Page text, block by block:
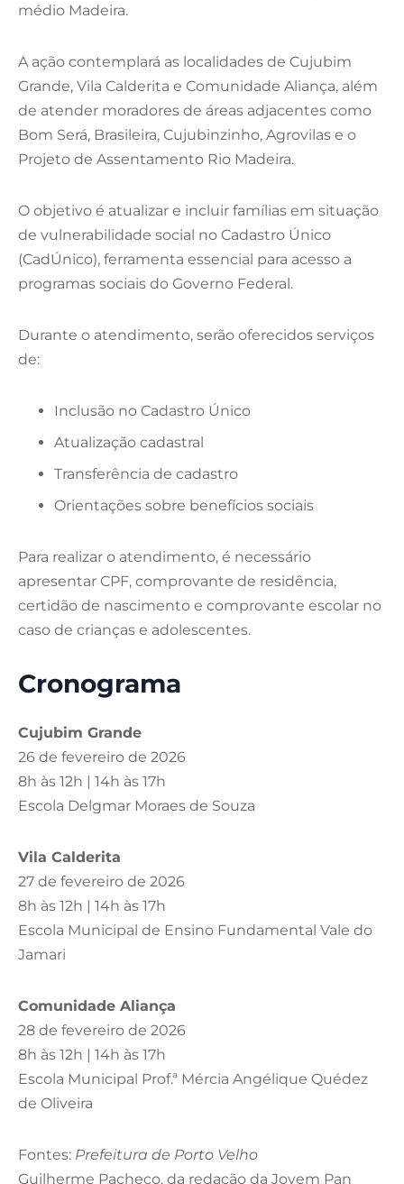
médio Madeira.
A ação contemplará as localidades de Cujubim
Grande, Vila Calderita e Comunidade Aliança, além
de atender moradores de áreas adjacentes como
Bom Será, Brasileira, Cujubinzinho, Agrovilas e o
Projeto de Assentamento Rio Madeira.
O objetivo é atualizar e incluir famílias em situação
de vulnerabilidade social no Cadastro Único
(CadÚnico), ferramenta essencial para acesso a
programas sociais do Governo Federal.
Durante o atendimento, serão oferecidos serviços
de:
Inclusão no Cadastro Único
Atualização cadastral
Transferência de cadastro
Orientações sobre benefícios sociais
Para realizar o atendimento, é necessário
apresentar CPF, comprovante de residência,
certidão de nascimento e comprovante escolar no
caso de crianças e adolescentes.
Cronograma
Cujubim Grande
26 de fevereiro de 2026
8h às 12h | 14h às 17h
Escola Delgmar Moraes de Souza
Vila Calderita
27 de fevereiro de 2026
8h às 12h | 14h às 17h
Escola Municipal de Ensino Fundamental Vale do
Jamari
Comunidade Aliança
28 de fevereiro de 2026
8h às 12h | 14h às 17h
Escola Municipal Prof.ª Mércia Angélique Quédez
de Oliveira
Fontes: Prefeitura de Porto Velho
Guilherme Pacheco, da redação da Jovem Pan